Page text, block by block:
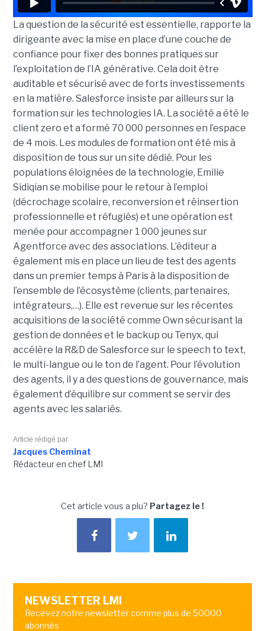
La question de la sécurité est essentielle, rapporte la
dirigeante avec la mise en place d’une couche de
confiance pour fixer des bonnes pratiques sur
l’exploitation de l’IA générative. Cela doit être
auditable et sécurisé avec de forts investissements
en la matière. Salesforce insiste par ailleurs sur la
formation sur les technologies IA. La société a été le
client zero et a formé 70 000 personnes en l’espace
de 4 mois. Les modules de formation ont été mis à
disposition de tous sur un site dédié. Pour les
populations éloignées de la technologie, Emilie
Sidiqian se mobilise pour le retour à l’emploi
(décrochage scolaire, reconversion et réinsertion
professionnelle et réfugiés) et une opération est
menée pour accompagner 1 000 jeunes sur
Agentforce avec des associations. L’éditeur a
également mis en place un lieu de test des agents
dans un premier temps à Paris à la disposition de
l’ensemble de l’écosystème (clients, partenaires,
intégrateurs,…). Elle est revenue sur les récentes
acquisitions de la société comme Own sécurisant la
gestion de données et le backup ou Tenyx, qui
accélère la R&D de Salesforce sur le speech to text,
le multi-langue ou le ton de l’agent. Pour l’évolution
des agents, il y a des questions de gouvernance, mais
également d’équilibre sur comment se servir des
agents avec les salariés.
Article rédigé par
Jacques Cheminat
Rédacteur en chef LMI
Cet article vous a plu? Partagez le !
NEWSLETTER LMI
Recevez notre newsletter comme plus de 50000
abonnés